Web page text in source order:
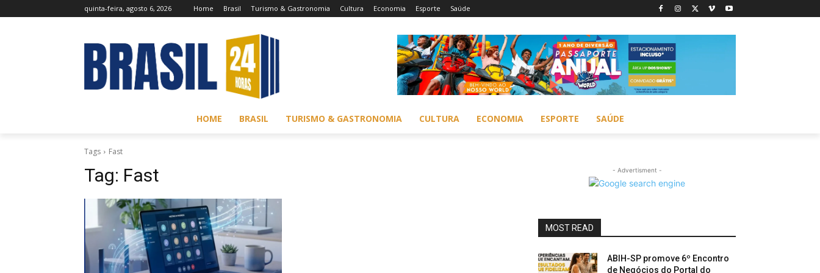
quinta-feira, agosto 6, 2026 Home Brasil Turismo & Gastronomia Cultura Economia Esporte Saúde
HOME BRASIL TURISMO & GASTRONOMIA CULTURA ECONOMIA ESPORTE SAÚDE
Tags Fast
Tag: Fast - Advertisment -
MOST READ
ABIH-SP promove 6º Encontro
de Negócios do Portal do